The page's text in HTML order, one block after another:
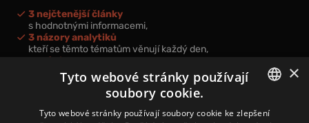
3 nejčtenější články
s hodnotnými informacemi,
3 názory analytiků
kteří se těmto tématům věnují každý den,
nová videa a podcasty
k prohloubení vašich znalostí.
CZECH
×
Tyto webové stránky používají
soubory cookie.
Tyto webové stránky používají soubory cookie ke zlepšení